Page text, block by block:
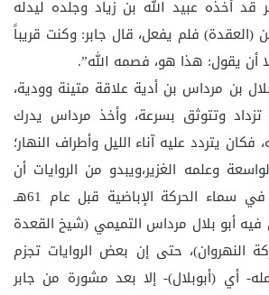
قد أخذه عبيد الله بن زياد وجلده ليدله
(العقدة) فلم يفعل، قال جابر: وكنت قريباً
أن يقول: هذا هو، فصمه الله”.
بن مرداس بن أدية علاقة متينة وودية،
وتتوثق بسرعة، وأخذ مرداس يدرك
يتردد عليه آناء الليل وأطراف النهار؛
وعلمه الغزير،ويبدو من الروايات أن
نجم جابر أخذ يتألق في سماء الحركة الإباضية قبل عام 61هـ
أبو بلال مرداس التميمي (شيخ القعدة
النهروان)، حتى إن بعض الروايات تجزم
أي (أبوبلال)- إلا بعد مشورة من جابر